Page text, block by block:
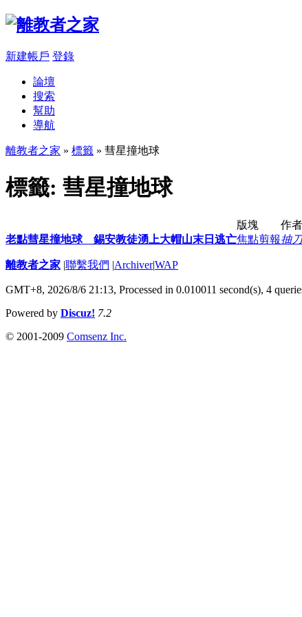
新建帳戶 登錄
論壇
搜索
幫助
導航
離教者之家 » 標籤 » 彗星撞地球
標籤: 彗星撞地球
版塊 作者
老點彗星撞地球 錫安教徒湧上大帽山末日逃亡焦點剪報抽
離教者之家 |聯繫我們 |Archiver|WAP
GMT+8, 2026/8/6 21:13, Processed in 0.010011 second(s), 4
Powered by Discuz! 7.2
© 2001-2009 Comsenz Inc.